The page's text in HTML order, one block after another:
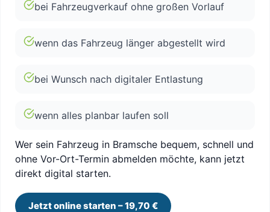
bei Fahrzeugverkauf ohne großen Vorlauf
wenn das Fahrzeug länger abgestellt wird
bei Wunsch nach digitaler Entlastung
wenn alles planbar laufen soll
Wer sein Fahrzeug in Bramsche bequem, schnell und
ohne Vor-Ort-Termin abmelden möchte, kann jetzt
direkt digital starten.
Jetzt online starten – 19,70 €